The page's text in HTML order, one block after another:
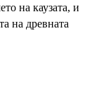
на каузата, и
на древната